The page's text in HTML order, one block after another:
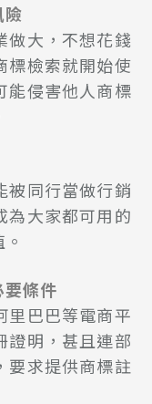
險
做大，不想花錢
標檢索就開始使
能侵害他人商標
被同行當做行銷
為大家都可用的
條件
里巴巴等電商平
證明，甚且連部
要求提供商標註